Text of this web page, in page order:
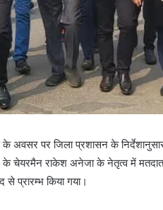
के अवसर पर जिला प्रशासन के
के चेयरमैन राकेश अनेजा के नेतृत्व में
से प्रारम्भ किया गया।